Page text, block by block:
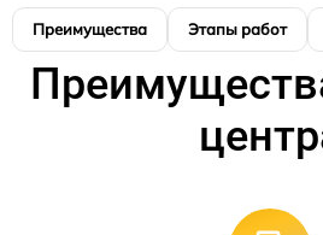
Преимущества Этапы работ